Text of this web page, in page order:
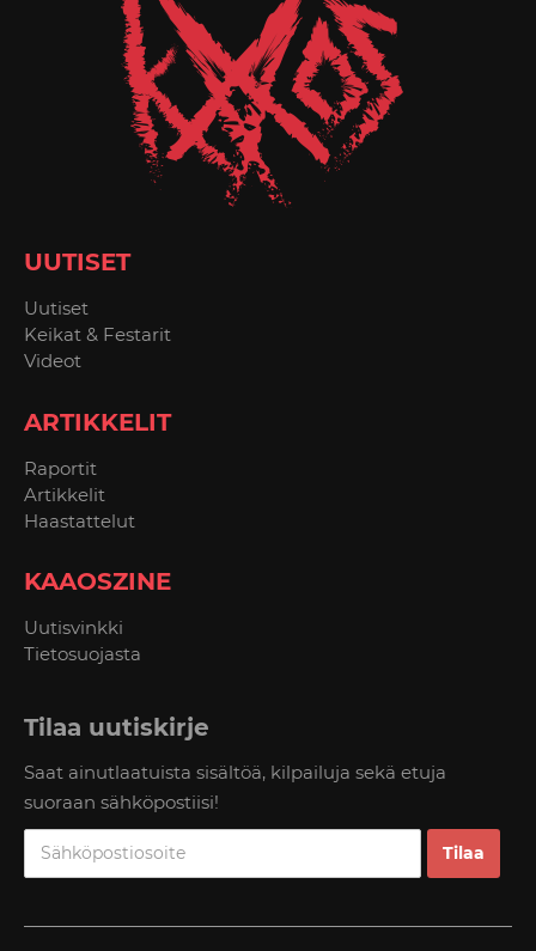
UUTISET
Uutiset
Keikat & Festarit
Videot
ARTIKKELIT
Raportit
Artikkelit
Haastattelut
KAAOSZINE
Uutisvinkki
Tietosuojasta
Tilaa uutiskirje
Saat ainutlaatuista sisältöä, kilpailuja sekä etuja
suoraan sähköpostiisi!